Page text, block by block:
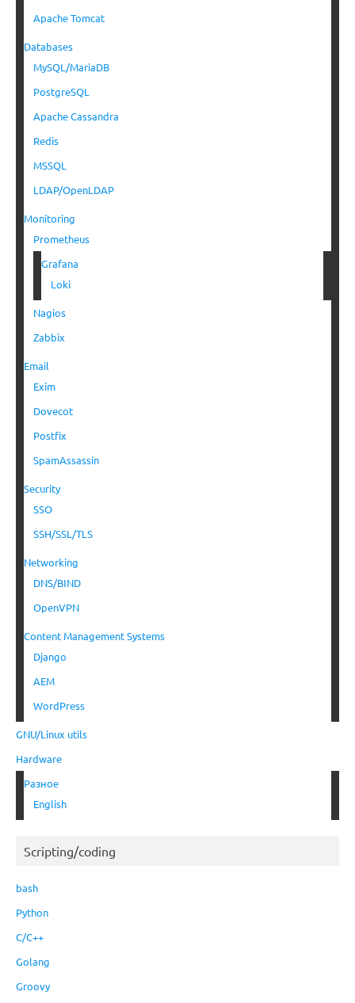
Apache Tomcat
Databases
MySQL/MariaDB
PostgreSQL
Apache Cassandra
Redis
MSSQL
LDAP/OpenLDAP
Monitoring
Prometheus
Grafana
Loki
Nagios
Zabbix
Email
Exim
Dovecot
Postfix
SpamAssassin
Security
SSO
SSH/SSL/TLS
Networking
DNS/BIND
OpenVPN
Content Management Systems
Django
AEM
WordPress
GNU/Linux utils
Hardware
Разное
English
Scripting/coding
bash
Python
C/C++
Golang
Groovy